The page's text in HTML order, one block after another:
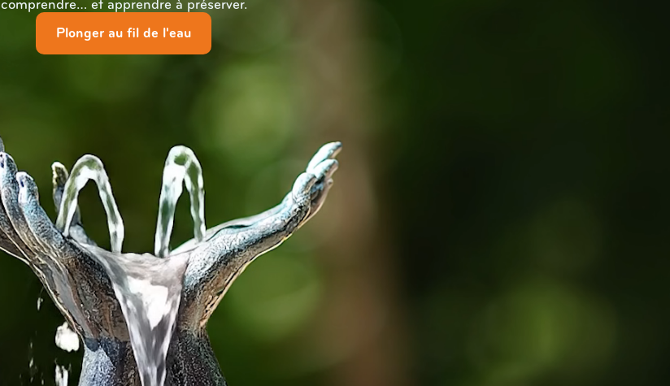
comprendre… et apprendre à préserver.
Plonger au fil de l'eau